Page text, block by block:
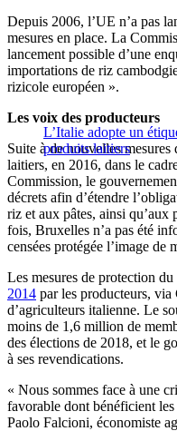
Depuis 2006, l’UE n’a pas
mesures en place. La
lancement possible d’une
importations de riz
rizicole européen ».
L’Italie adopte un
produits laitiers
Les voix des producteurs
Suite à de nouvelles
laitiers, en 2016, dans le
Commission, le
décrets afin d’étendre
riz et aux pâtes, ainsi qu’aux
fois, Bruxelles n’a pas été
censées protégée l’image
Les mesures de protection
2014 par les producteurs,
d’agriculteurs italienne. Le
moins de 1,6 million de
des élections de 2018, et le
à ses revendications.
« Nous sommes face à une
favorable dont bénéficient
Paolo Falcioni, économiste